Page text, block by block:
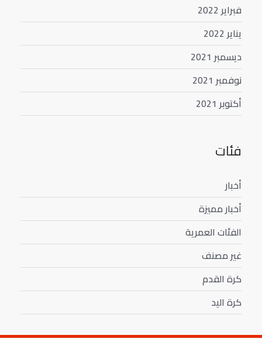
فبراير 2022
يناير 2022
ديسمبر 2021
نوفمبر 2021
أكتوبر 2021
فئات
أخبار
أخبار مميزة
الفئات العمرية
غير مصنف
كرة القدم
كرة اليد